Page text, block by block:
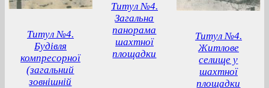
Титул №4.
Будівля
компресорної
(загальний
зовнішній
Титул №4.
Загальна
панорама
шахтної
площадки
Титул №4.
Житлове
селище у
шахтної
площадки